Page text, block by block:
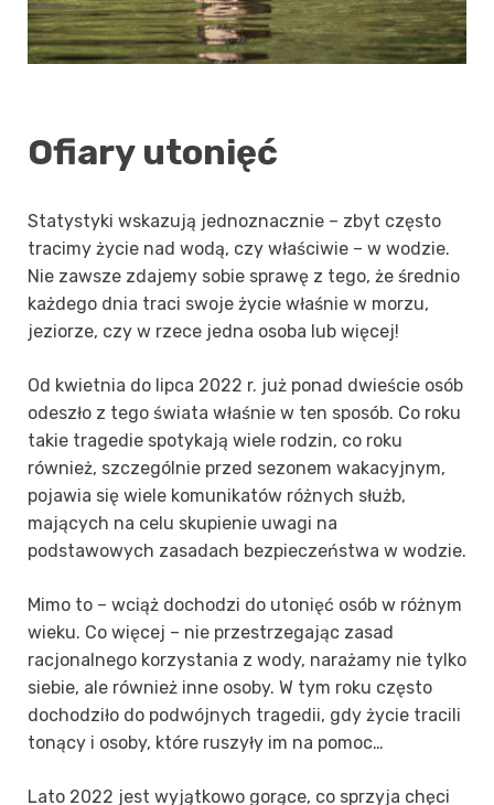
Ofiary utonięć
Statystyki wskazują jednoznacznie – zbyt często
tracimy życie nad wodą, czy właściwie – w wodzie.
Nie zawsze zdajemy sobie sprawę z tego, że średnio
każdego dnia traci swoje życie właśnie w morzu,
jeziorze, czy w rzece jedna osoba lub więcej!
Od kwietnia do lipca 2022 r. już ponad dwieście osób
odeszło z tego świata właśnie w ten sposób. Co roku
takie tragedie spotykają wiele rodzin, co roku
również, szczególnie przed sezonem wakacyjnym,
pojawia się wiele komunikatów różnych służb,
mających na celu skupienie uwagi na
podstawowych zasadach bezpieczeństwa w wodzie.
Mimo to – wciąż dochodzi do utonięć osób w różnym
wieku. Co więcej – nie przestrzegając zasad
racjonalnego korzystania z wody, narażamy nie tylko
siebie, ale również inne osoby. W tym roku często
dochodziło do podwójnych tragedii, gdy życie tracili
tonący i osoby, które ruszyły im na pomoc…
Lato 2022 jest wyjątkowo gorące, co sprzyja chęci